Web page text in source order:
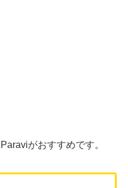
がおすすめです。